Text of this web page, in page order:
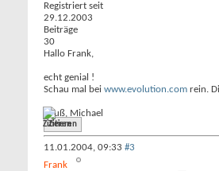
Registriert seit
29.12.2003
Beiträge
30
Hallo Frank,
echt genial !
Schau mal bei www.evolution.com rein.
Gruß, Michael
Zitieren
11.01.2004, 09:33 #3
Frank